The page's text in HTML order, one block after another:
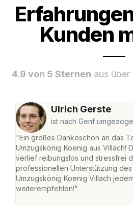
Kunden
4.9 von 5 Sternen aus
Ulrich Gerste
ist nach Genf
"Ein großes Dankeschön an das
Umzugskönig Koenig aus Villach!
verlief reibungslos und stressfrei
professionellen Unterstützung des
Umzugskönig Koenig Villach
weiterempfehlen!"